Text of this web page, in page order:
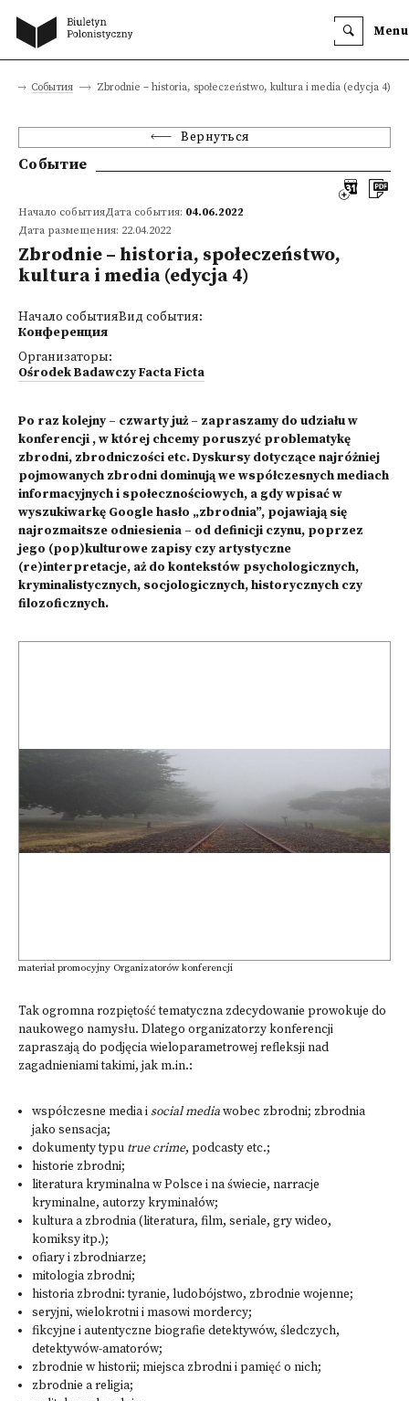
Menu
События Zbrodnie – historia, społeczeństwo, kultura i media (edycja 4)
Вернуться
Событие
Начало событияДата события: 04.06.2022
Дата размещения: 22.04.2022
Zbrodnie – historia, społeczeństwo,
kultura i media (edycja 4)
Начало событияВид события:
Конференция
Организаторы:
Ośrodek Badawczy Facta Ficta
Po raz kolejny – czwarty już – zapraszamy do udziału w
konferencji , w której chcemy poruszyć problematykę
zbrodni, zbrodniczości etc. Dyskursy dotyczące najróżniej
pojmowanych zbrodni dominują we współczesnych mediach
informacyjnych i społecznościowych, a gdy wpisać w
wyszukiwarkę Google hasło „zbrodnia”, pojawiają się
najrozmaitsze odniesienia – od definicji czynu, poprzez
jego (pop)kulturowe zapisy czy artystyczne
(re)interpretacje, aż do kontekstów psychologicznych,
kryminalistycznych, socjologicznych, historycznych czy
filozoficznych.
materiał promocyjny Organizatorów konferencji
Tak ogromna rozpiętość tematyczna zdecydowanie prowokuje do
naukowego namysłu. Dlatego organizatorzy konferencji
zapraszają do podjęcia wieloparametrowej refleksji nad
zagadnieniami takimi, jak m.in.:
współczesne media isocial mediawobec zbrodni; zbrodnia
jako sensacja;
dokumenty typu true crime, podcasty etc.;
historie zbrodni;
literatura kryminalna w Polsce i na świecie, narracje
kryminalne, autorzy kryminałów;
kultura a zbrodnia (literatura, film, seriale, gry wideo,
komiksy itp.);
ofiary i zbrodniarze;
mitologia zbrodni;
historia zbrodni: tyranie, ludobójstwo, zbrodnie wojenne;
seryjni, wielokrotni i masowi mordercy;
fikcyjne i autentyczne biografie detektywów, śledczych,
detektywów-amatorów;
zbrodnie w historii; miejsca zbrodni i pamięć o nich;
zbrodnie a religia;